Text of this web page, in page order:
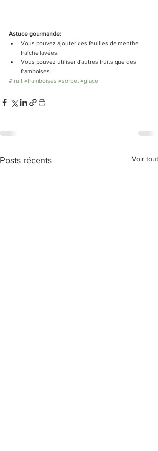
Astuce gourmande:
Vous pouvez ajouter des feuilles de menthe
fraîche lavées.
Vous pouvez utiliser d'autres fruits que des
framboises.
#fruit #framboises #sorbet #glace
Posts récents Voir tout